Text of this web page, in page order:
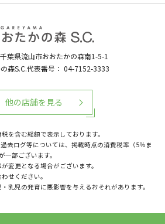
千葉県流山市おおたかの森南1-5-1
森S.C.代表番号： 04-7152-3333
を含む総額で表示しております。
去ログ等については、掲載時点の消費税率（5％ま
一部ございます。
変更となる場合がございます。
せください。
乳児の発育に悪影響を与えるおそれがあります。
他の店舗を見る